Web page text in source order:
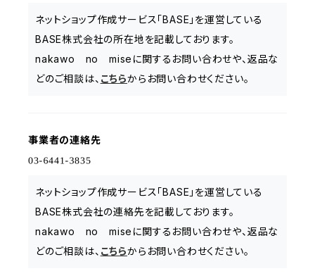
ネットショップ作成サービス「BASE」を運営している
BASE株式会社の所在地を記載しております。
nakawo no miseに関するお問い合わせや、返品な
どのご相談は、 こちらからお問い合わせください。
事業者の連絡先
ネットショップ作成サービス「BASE」を運営している
BASE株式会社の連絡先を記載しております。
nakawo no miseに関するお問い合わせや、返品な
どのご相談は、 こちらからお問い合わせください。